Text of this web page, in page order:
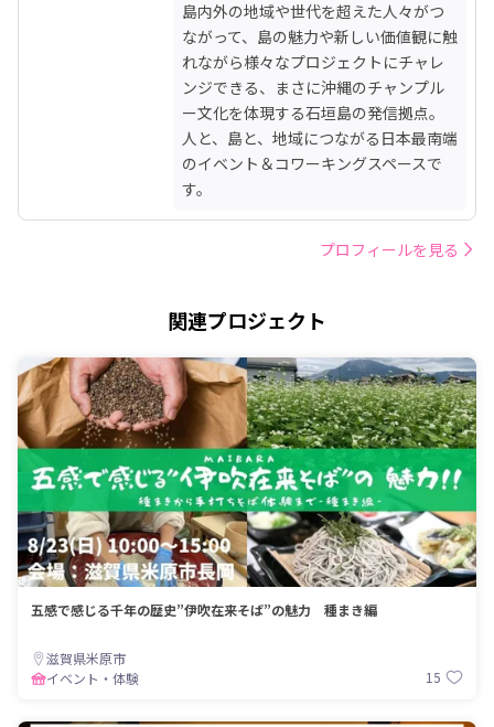
島内外の地域や世代を超えた人々がつ
ながって、島の魅力や新しい価値観に触
れながら様々なプロジェクトにチャレ
ンジできる、まさに沖縄のチャンプル
ー文化を体現する石垣島の発信拠点。
人と、島と、地域につながる日本最南端
のイベント＆コワーキングスペースで
す。
プロフィールを見る
関連プロジェクト
五感で感じる千年の歴史”伊吹在来そば”の魅力 種まき編
滋賀県米原市
イベント・体験
15